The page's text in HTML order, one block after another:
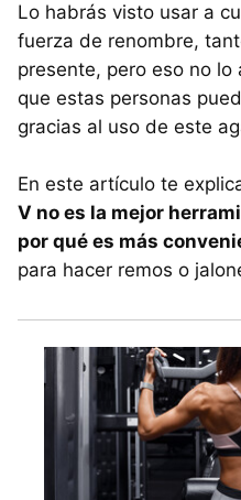
Lo habrás visto usar a
fuerza de renombre,
presente, pero eso no lo
que estas personas
gracias al uso de este
En este artículo te
V no es la mejor
por qué es más
para hacer remos o